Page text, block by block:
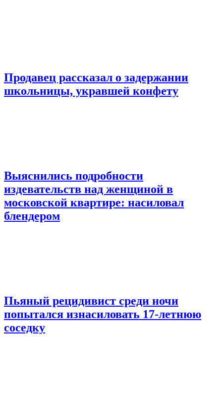
Продавец рассказал о задержании
школьницы, укравшей конфету
Выяснились подробности
издевательств над женщиной в
московской квартире: насиловал
блендером
Пьяный рецидивист среди ночи
попытался изнасиловать 17-летнюю
соседку